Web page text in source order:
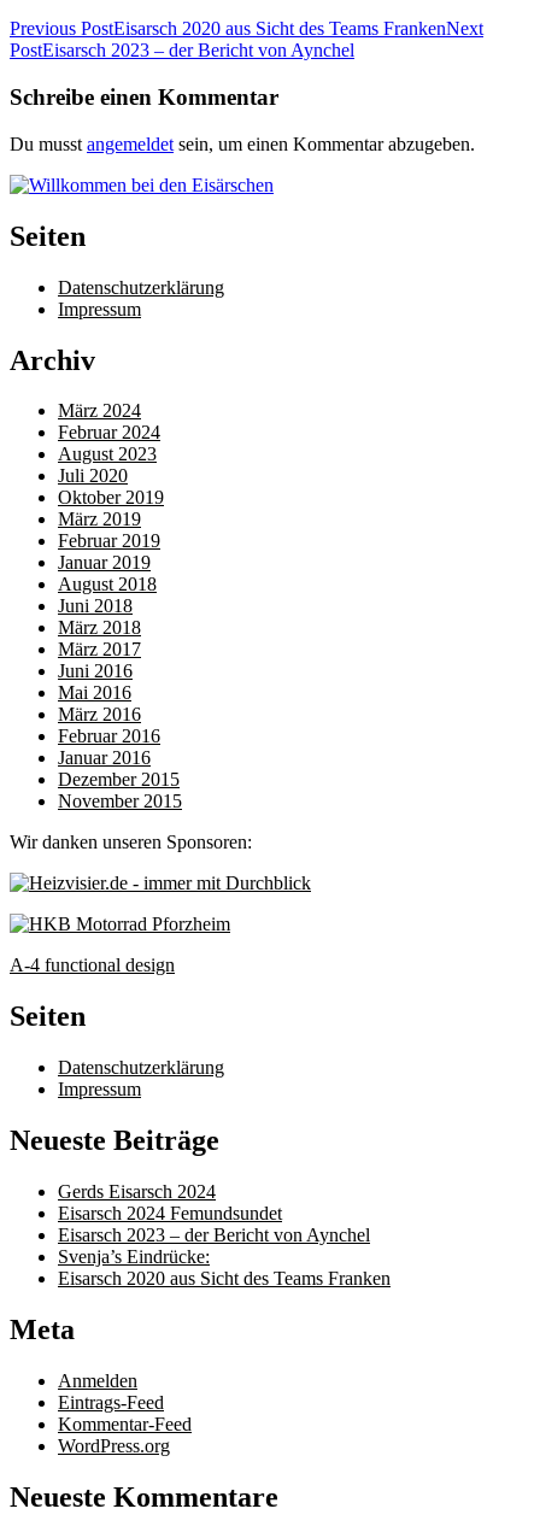
Post
navigation
Previous PostEisarsch 2020 aus Sicht des Teams FrankenNext
PostEisarsch 2023 – der Bericht von Aynchel
Schreibe einen Kommentar
Du musst angemeldet sein, um einen Kommentar abzugeben.
Seiten
Datenschutzerklärung
Impressum
Archiv
März 2024
Februar 2024
August 2023
Juli 2020
Oktober 2019
März 2019
Februar 2019
Januar 2019
August 2018
Juni 2018
März 2018
März 2017
Juni 2016
Mai 2016
März 2016
Februar 2016
Januar 2016
Dezember 2015
November 2015
Wir danken unseren Sponsoren:
A-4 functional design
Seiten
Datenschutzerklärung
Impressum
Neueste Beiträge
Gerds Eisarsch 2024
Eisarsch 2024 Femundsundet
Eisarsch 2023 – der Bericht von Aynchel
Svenja’s Eindrücke:
Eisarsch 2020 aus Sicht des Teams Franken
Meta
Anmelden
Eintrags-Feed
Kommentar-Feed
WordPress.org
Neueste Kommentare